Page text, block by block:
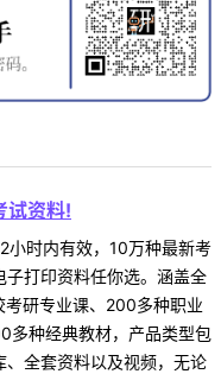
试资料!
小时内有效，10万种最新考
子打印资料任你选。涵盖全
研专业课、200多种职业
多种经典教材，产品类型包
、全套资料以及视频，无论